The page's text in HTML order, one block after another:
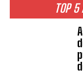
TOP 5